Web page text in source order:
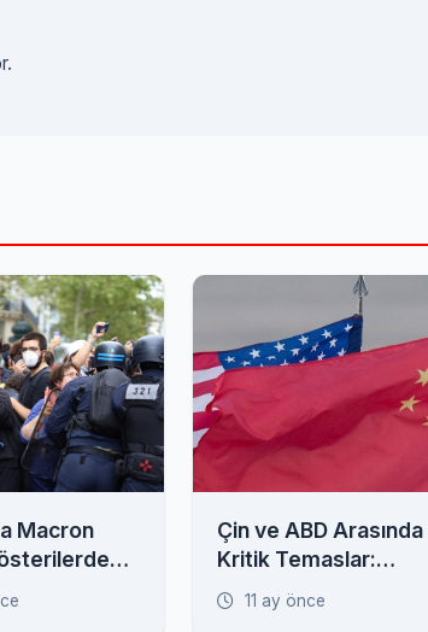
Macron
Çin ve ABD Arasında
Kritik Temaslar:
İlişkilerde Yeni Dönem
mi?
11 ay önce